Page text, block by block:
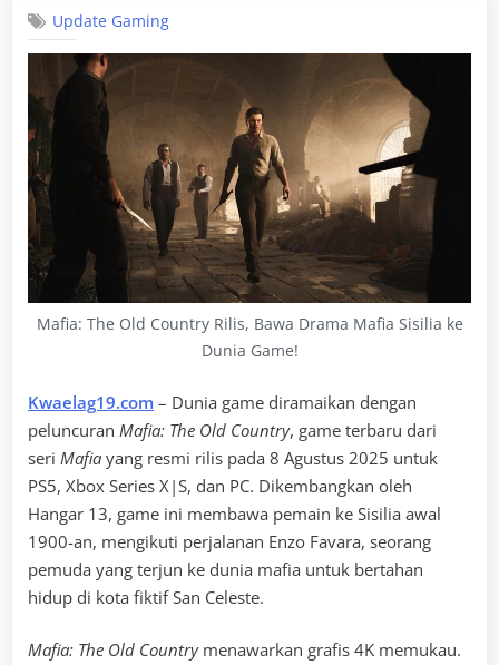
Update Gaming
Mafia: The Old Country Rilis, Bawa Drama Mafia Sisilia ke
Dunia Game!
Kwaelag19.com – Dunia game diramaikan dengan
peluncuran Mafia: The Old Country, game terbaru dari
seri Mafia yang resmi rilis pada 8 Agustus 2025 untuk
PS5, Xbox Series X|S, dan PC. Dikembangkan oleh
Hangar 13, game ini membawa pemain ke Sisilia awal
1900-an, mengikuti perjalanan Enzo Favara, seorang
pemuda yang terjun ke dunia mafia untuk bertahan
hidup di kota fiktif San Celeste.
Mafia: The Old Countrymenawarkan grafis 4K memukau.